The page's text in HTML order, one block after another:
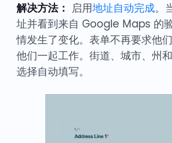
解决方法： 启用地址自动完成。
址并看到来自 Google Maps 的
情发生了变化。表单不再要求
他们一起工作。街道、城市、州
选择自动填写。